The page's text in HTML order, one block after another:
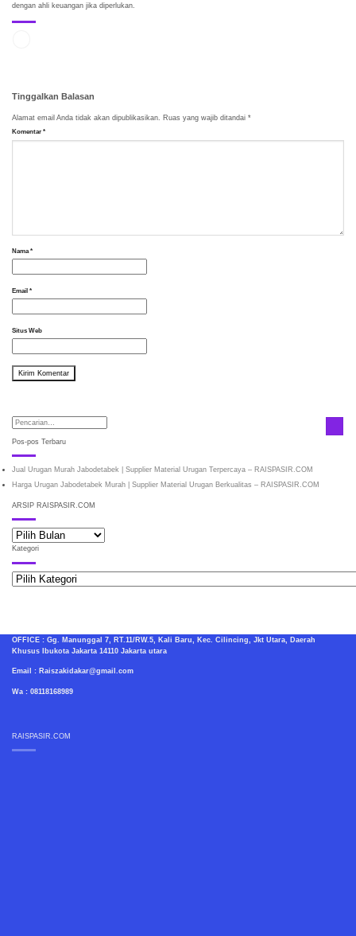
dengan ahli keuangan jika diperlukan.
Tinggalkan Balasan
Alamat email Anda tidak akan dipublikasikan. Ruas yang wajib ditandai *
Komentar *
Nama*
Email *
Situs Web
Pos-pos Terbaru
Jual Urugan Murah Jabodetabek | Supplier Material Urugan Terpercaya – RAISPASIR.COM
Harga Urugan Jabodetabek Murah | Supplier Material Urugan Berkualitas – RAISPASIR.COM
ARSIP RAISPASIR.COM
ARSIP
RAISPASIR.COM
Kategori
Kategori
OFFICE : Gg. Manunggal 7, RT.11/RW.5, Kali Baru, Kec. Cilincing, Jkt Utara, Daerah
Khusus Ibukota Jakarta 14110 Jakarta utara
Email : Raiszakidakar@gmail.com
Wa : 08118168989
RAISPASIR.COM